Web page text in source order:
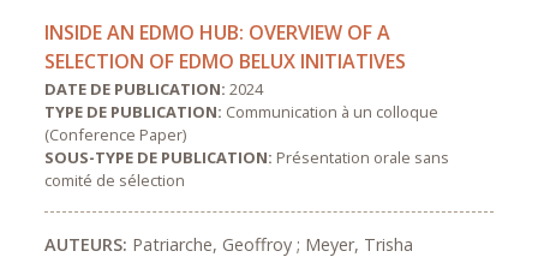
INSIDE AN EDMO HUB: OVERVIEW OF A
SELECTION OF EDMO BELUX INITIATIVES
DATE DE PUBLICATION:2024
TYPE DE PUBLICATION: Communication à un colloque
(Conference Paper)
SOUS-TYPE DE PUBLICATION: Présentation orale sans
comité de sélection
AUTEURS: Patriarche, Geoffroy ; Meyer, Trisha